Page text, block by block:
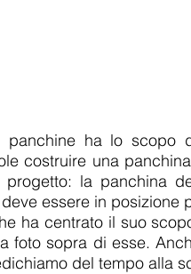
panchine ha lo scopo
costruire una
progetto: la panchina
essere in
ha centrato il suo
foto sopra di esse.
del tempo alla